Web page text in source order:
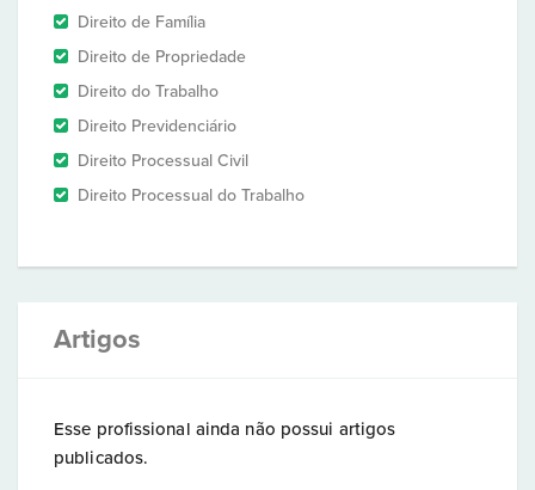
Direito de Família
Direito de Propriedade
Direito do Trabalho
Direito Previdenciário
Direito Processual Civil
Direito Processual do Trabalho
Artigos
Esse profissional ainda não possui artigos
publicados.